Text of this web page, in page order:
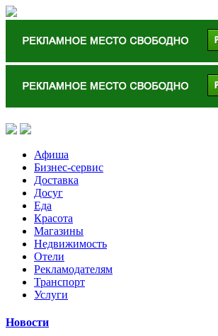
Афиша
Бизнес-сервис
Доставка
Досуг
Еда
Красота
Магазины
Недвижимость
Отели
Рекламодателям
Транспорт
Услуги
Новости